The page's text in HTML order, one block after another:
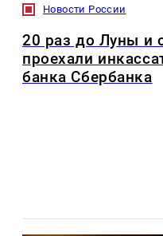
Новости России
20 раз до Луны и
проехали
банка Сбербанка